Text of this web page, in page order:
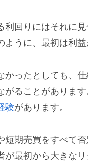
利回りにはそれに
ように、最初は利
かったとしても、
がることがありま
験があります。
短期売買をすべて
が最初から大きな